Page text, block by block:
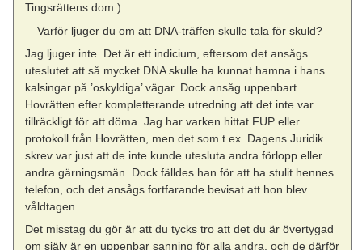
Tingsrättens dom.)
Varför ljuger du om att DNA-träffen skulle tala för skuld?
Jag ljuger inte. Det är ett indicium, eftersom det ansågs
uteslutet att så mycket DNA skulle ha kunnat hamna i hans
kalsingar på ’oskyldiga’ vägar. Dock ansåg uppenbart
Hovrätten efter kompletterande utredning att det inte var
tillräckligt för att döma. Jag har varken hittat FUP eller
protokoll från Hovrätten, men det som t.ex. Dagens Juridik
skrev var just att de inte kunde utesluta andra förlopp eller
andra gärningsmän. Dock fälldes han för att ha stulit hennes
telefon, och det ansågs fortfarande bevisat att hon blev
våldtagen.
Det misstag du gör är att du tycks tro att det du är övertygad
om själv är en uppenbar sanning för alla andra, och de därför